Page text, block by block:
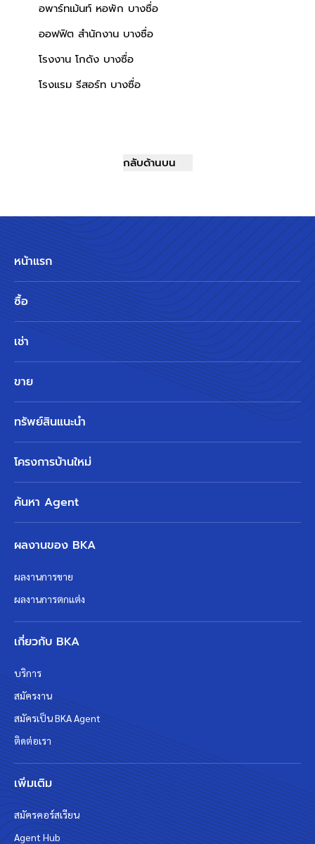
อพาร์ทเม้นท์ หอพัก บางซื่อ
ออฟฟิต สำนักงาน บางซื่อ
โรงงาน โกดัง บางซื่อ
โรงแรม รีสอร์ท บางซื่อ
กลับด้านบน
หน้าแรก
ซื้อ
เช่า
ขาย
ทรัพย์สินแนะนำ
โครงการบ้านใหม่
ค้นหา Agent
ผลงานของ BKA
ผลงานการขาย
ผลงานการตกแต่ง
เกี่ยวกับ BKA
บริการ
สมัครงาน
สมัครเป็น BKA Agent
ติดต่อเรา
เพิ่มเติม
สมัครคอร์สเรียน
Agent Hub